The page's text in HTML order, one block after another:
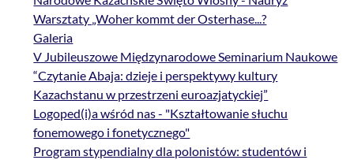
Warsztaty „Woher kommt der Osterhase...?
Galeria
V Jubileuszowe Międzynarodowe Seminarium Naukowe
“Czytanie Abaja: dzieje i perspektywy kultury
Kazachstanu w przestrzeni euroazjatyckiej”
Logoped(i)a wśród nas - "Kształtowanie słuchu
fonemowego i fonetycznego"
Program stypendialny dla polonistów: studentów i